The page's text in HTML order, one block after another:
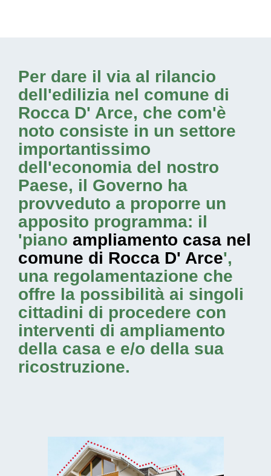
Per dare il via al rilancio
dell'edilizia nel comune di
Rocca D' Arce, che com'è
noto consiste in un settore
importantissimo
dell'economia del nostro
Paese, il Governo ha
provveduto a proporre un
apposito programma: il
'piano ampliamento casa nel
comune di Rocca D' Arce',
una regolamentazione che
offre la possibilità ai singoli
cittadini di procedere con
interventi di ampliamento
della casa e e/o della sua
ricostruzione.